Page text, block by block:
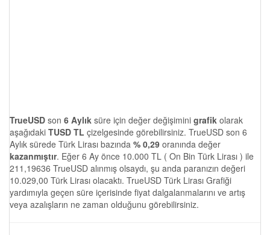
TrueUSD son 6 Aylık süre için değer değişimini grafik olarak
aşağıdaki TUSD TL çizelgesinde görebilirsiniz. TrueUSD son 6
Aylık sürede Türk Lirası bazında % 0,29 oranında değer
kazanmıştır. Eğer 6 Ay önce 10.000 TL ( On Bin Türk Lirası ) ile
211,19636 TrueUSD alınmış olsaydı, şu anda paranızın değeri
10.029,00 Türk Lirası olacaktı. TrueUSD Türk Lirası Grafiği
yardımıyla geçen süre içerisinde fiyat dalgalanmalarını ve artış
veya azalışların ne zaman olduğunu görebilirsiniz.